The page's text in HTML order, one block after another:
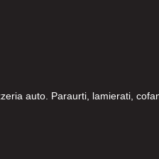
auto. Paraurti, lamierati,